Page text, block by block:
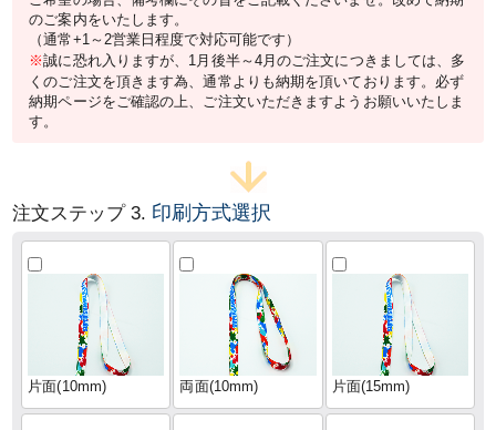
のご案内をいたします。
（通常+1～2営業日程度で対応可能です）
※誠に恐れ入りますが、1月後半～4月のご注文につきましては、多
くのご注文を頂きます為、通常よりも納期を頂いております。必ず
納期ページをご確認の上、ご注文いただきますようお願いいたしま
す。
注文ステップ 3. 印刷方式選択
片面(10mm) 両面(10mm) 片面(15mm)